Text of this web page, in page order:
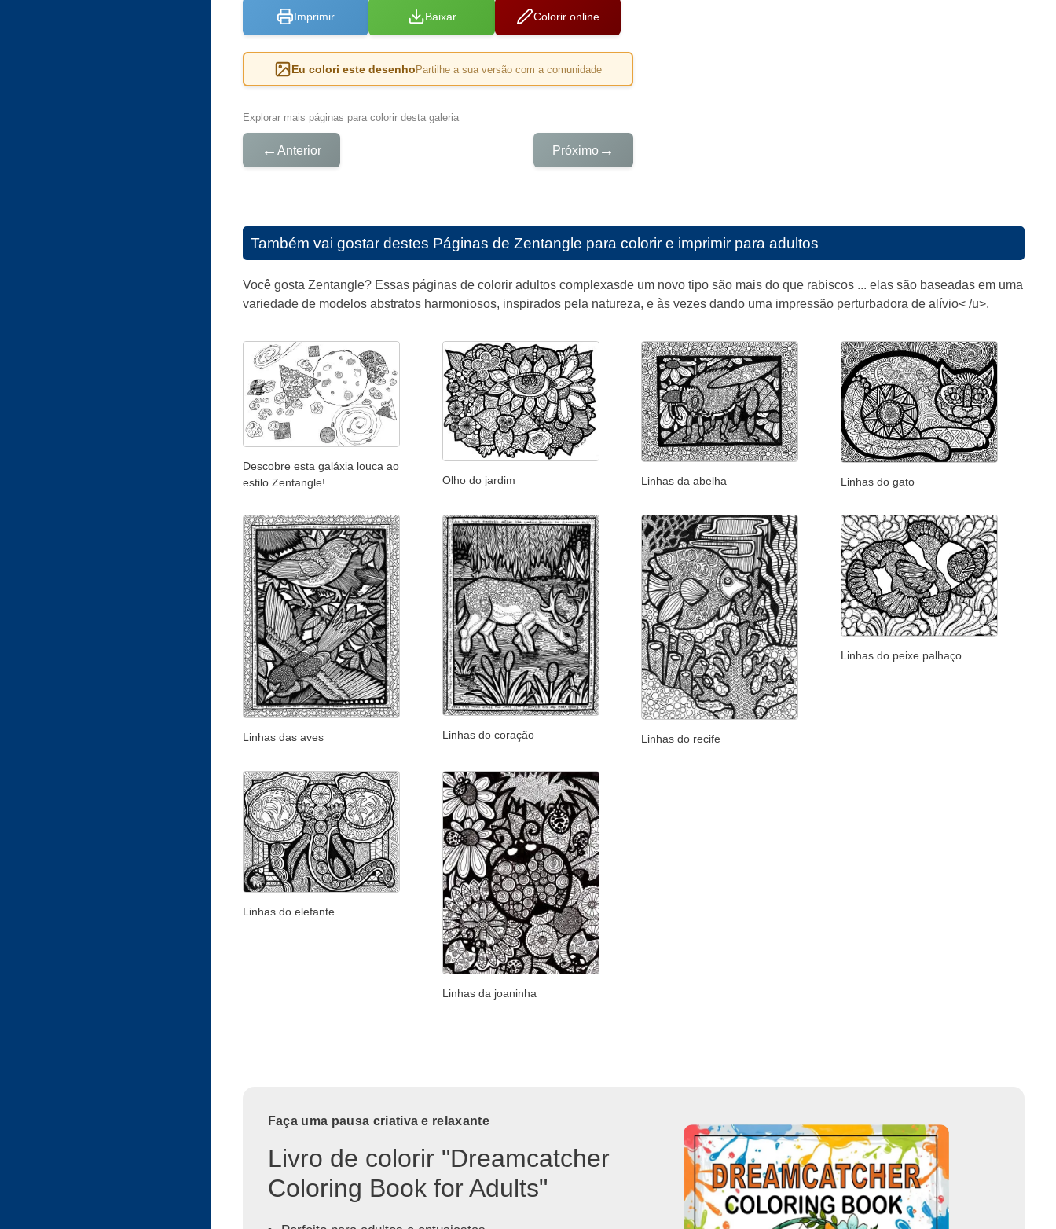
Imprimir Baixar Colorir online
Eu colori este desenho Partilhe a sua versão com a comunidade
Explorar mais páginas para colorir desta galeria
← Anterior Próximo →
Também vai gostar destes Páginas de Zentangle para colorir e imprimir para adultos
Você gosta Zentangle? Essas páginas de colorir adultos complexasde um novo tipo são mais do que rabiscos ... elas são baseadas em uma
variedade de modelos abstratos harmoniosos, inspirados pela natureza, e às vezes dando uma impressão perturbadora de alívio< /u>.
Descobre esta galáxia louca ao
estilo Zentangle!
Olho do jardim Linhas da abelha Linhas do gato
Linhas das aves Linhas do coração Linhas do recife
Linhas do peixe palhaço
Linhas do elefante
Linhas da joaninha
Faça uma pausa criativa e relaxante
Livro de colorir "Dreamcatcher
Coloring Book for Adults"